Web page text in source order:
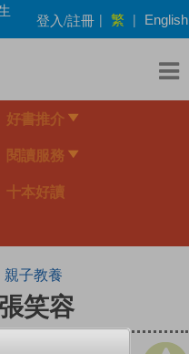
登入/註冊 | 繁 | English
好書推介
閱讀服務
十本好讀
親子教養
笑容